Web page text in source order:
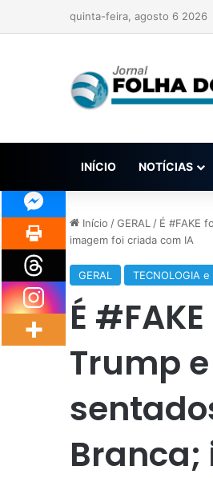
quinta-feira, agosto 6 2026
INÍCIO NOTÍCIAS
Início /GERAL / É #FAKE
imagem foi criada com IA
GERAL TECNOLOGIA e
É
Trump